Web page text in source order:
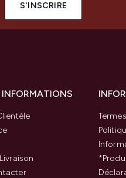
S'INSCRIRE
INFORMATIONS